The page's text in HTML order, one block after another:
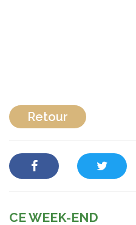
Retour
CE WEEK-END